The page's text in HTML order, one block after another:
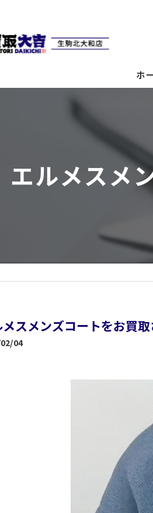
ホ
エルメスメ
スメンズコートをお買
04